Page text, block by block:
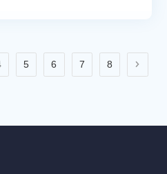
5 6 7 8